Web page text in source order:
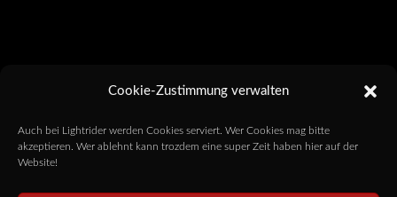
Cookie-Zustimmung verwalten
Auch bei Lightrider werden Cookies serviert. Wer Cookies mag bitte
akzeptieren. Wer ablehnt kann trozdem eine super Zeit haben hier auf der
Website!